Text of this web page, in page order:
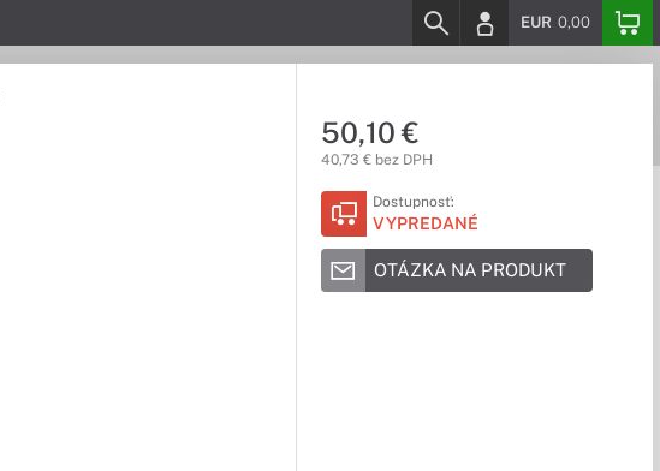
EUR 0,00
50,10 €
40,73 € bez DPH
Dostupnosť:
VYPREDANÉ
OTÁZKA NA PRODUKT